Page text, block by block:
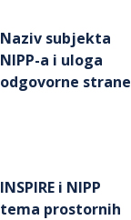
Naziv subjekta
NIPP-a i uloga
odgovorne strane
INSPIRE i NIPP
tema prostornih